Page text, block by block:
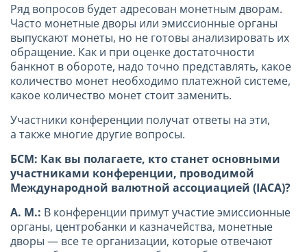
Ряд вопросов будет адресован монетным дворам.
Часто монетные дворы или эмиссионные органы
выпускают монеты, но не готовы анализировать их
обращение. Как и при оценке достаточности
банкнот в обороте, надо точно представлять, какое
количество монет необходимо платежной системе,
какое количество монет стоит заменить.
Участники конференции получат ответы на эти,
а также многие другие вопросы.
БСМ: Как вы полагаете, кто станет основными
участниками конференции, проводимой
Международной валютной ассоциацией (IACA)?
А. М.: В конференции примут участие эмиссионные
органы, центробанки и казначейства, монетные
дворы — все те организации, которые отвечают